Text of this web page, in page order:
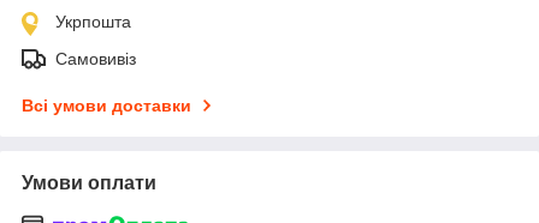
Укрпошта
Самовивіз
Всі умови доставки
Умови оплати